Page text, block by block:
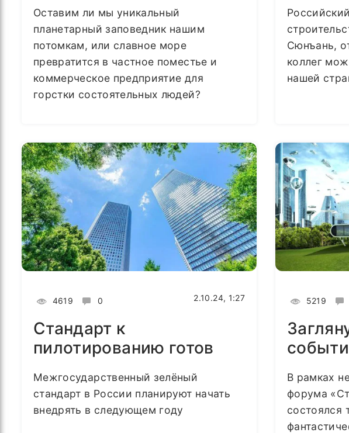
Оставим ли мы уникальный
планетарный заповедник нашим
потомкам, или славное море
превратится в частное поместье и
коммерческое предприятие для
горстки состоятельных людей?
Сюнъань,
коллег
нашей
4619 0 2.10.24, 1:27
Стандарт к
пилотированию готов
Межгосударственный зелёный
стандарт в России планируют начать
внедрять в следующем году
5219
В рамках
форума
состоялся